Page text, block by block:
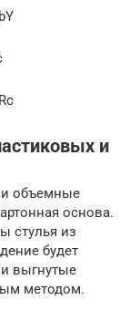
и
и объемные
основа.
стулья из
будет
выгнутые
методом.